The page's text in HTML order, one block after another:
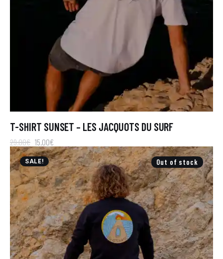
T-SHIRT SUNSET – LES JACQUOTS DU SURF
29.00€ 15.00€
Out of stock
SALE!